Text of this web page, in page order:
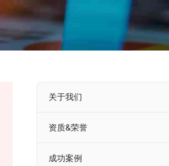
关于我们
资质&荣誉
成功案例